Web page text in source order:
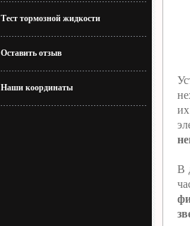
Тест тормозной жидкости
Оставить отзыв
Наши координаты
В